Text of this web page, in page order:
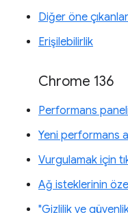
Diğer öne çıkanlar
Erişilebilirlik
Chrome 136
Performans
Yeni performans
Vurgulamak için
Ağ isteklerinin
"Gizlilik ve